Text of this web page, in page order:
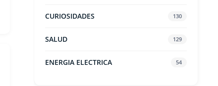
CURIOSIDADES 130
SALUD 129
ENERGIA ELECTRICA 54